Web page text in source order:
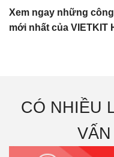
Xem ngay những
mới nhất của VIETKIT
CÓ NHIỀU